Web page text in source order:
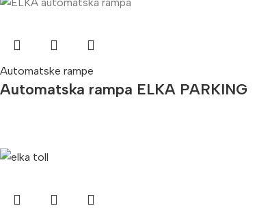
Automatske rampe
Automatska rampa ELKA PARKING